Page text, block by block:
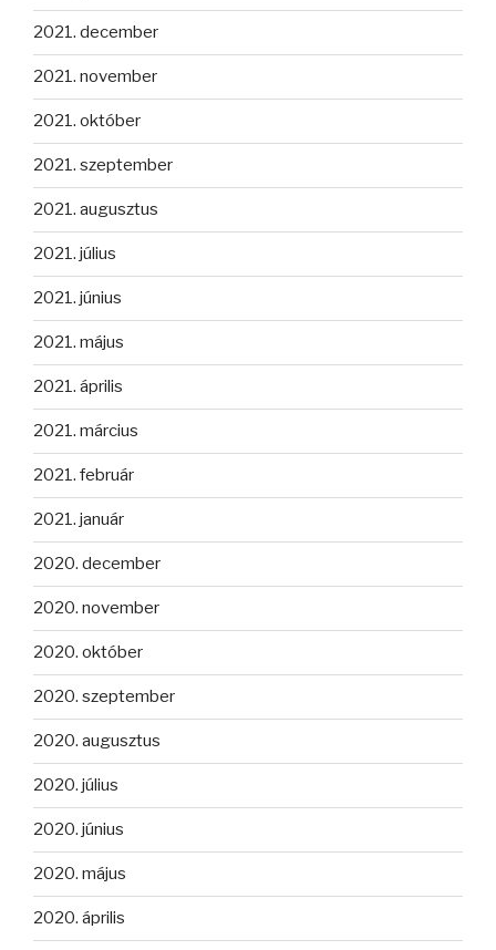
2021. december
2021. november
2021. október
2021. szeptember
2021. augusztus
2021. július
2021. június
2021. május
2021. április
2021. március
2021. február
2021. január
2020. december
2020. november
2020. október
2020. szeptember
2020. augusztus
2020. július
2020. június
2020. május
2020. április